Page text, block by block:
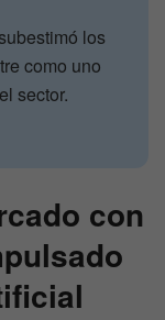
los
como uno
sector.
con